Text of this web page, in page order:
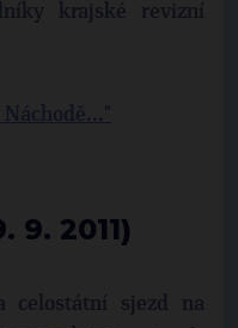
krajské revizní
9. 2011)
celostátní sjezd na